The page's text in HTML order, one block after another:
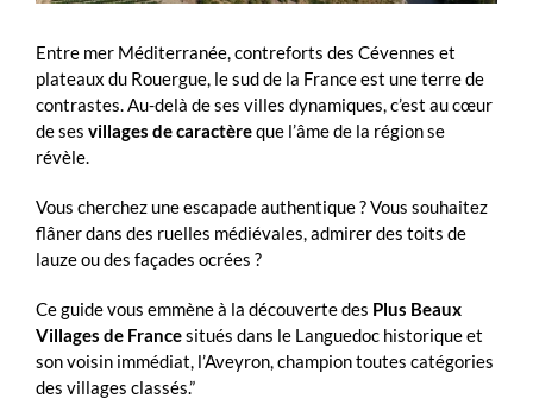
Entre mer Méditerranée, contreforts des Cévennes et
plateaux du Rouergue, le sud de la France est une terre de
contrastes. Au-delà de ses villes dynamiques, c’est au cœur
de ses villages de caractèreque l’âme de la région se
révèle.
Vous cherchez une escapade authentique ? Vous souhaitez
flâner dans des ruelles médiévales, admirer des toits de
lauze ou des façades ocrées ?
Ce guide vous emmène à la découverte des Plus Beaux
Villages de Francesitués dans le Languedoc historique et
son voisin immédiat, l’Aveyron, champion toutes catégories
des villages classés.”